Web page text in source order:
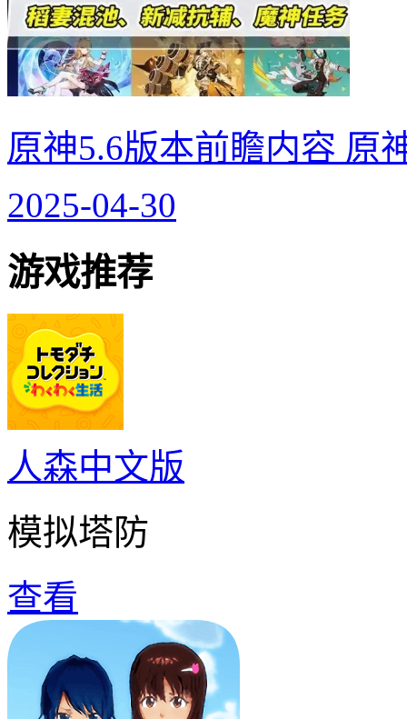
原神5.6版本前瞻内容 原
2025-04-30
游戏推荐
人森中文版
模拟塔防
查看